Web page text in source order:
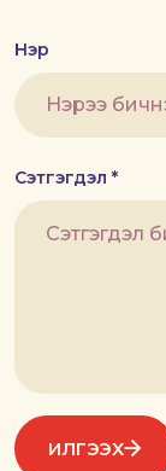
Нэр
Сэтгэгдэл *
ИЛГЭЭХ